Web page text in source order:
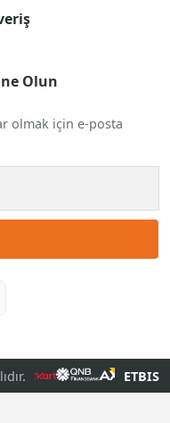
Olun
olmak için e-posta
ETBIS